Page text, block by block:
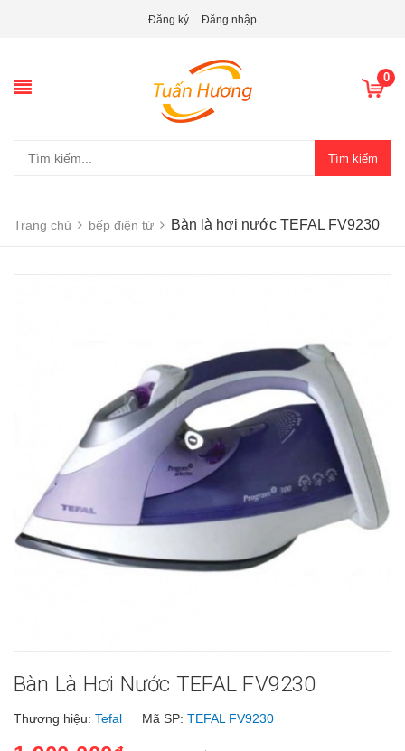
Đăng ký Đăng nhập
0
Tìm kiếm
Trang chủ bếp điện từ Bàn là hơi nước TEFAL FV9230
Bàn Là Hơi Nước TEFAL FV9230
Thương hiệu: Tefal Mã SP: TEFAL FV9230